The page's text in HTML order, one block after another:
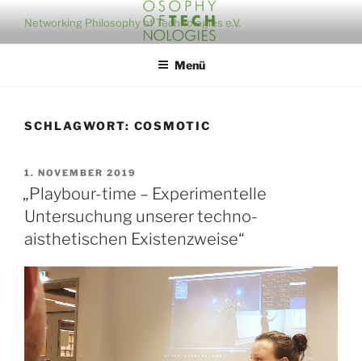
Inhalt
springen
Networking Philosophy of Technologies e.V.
Menü
SCHLAGWORT: COSMOTIC
VERÖFFENTLICHT
AM
1. NOVEMBER 2019
„Playbour-time – Experimentelle
Untersuchung unserer techno-
aisthetischen Existenzweise“